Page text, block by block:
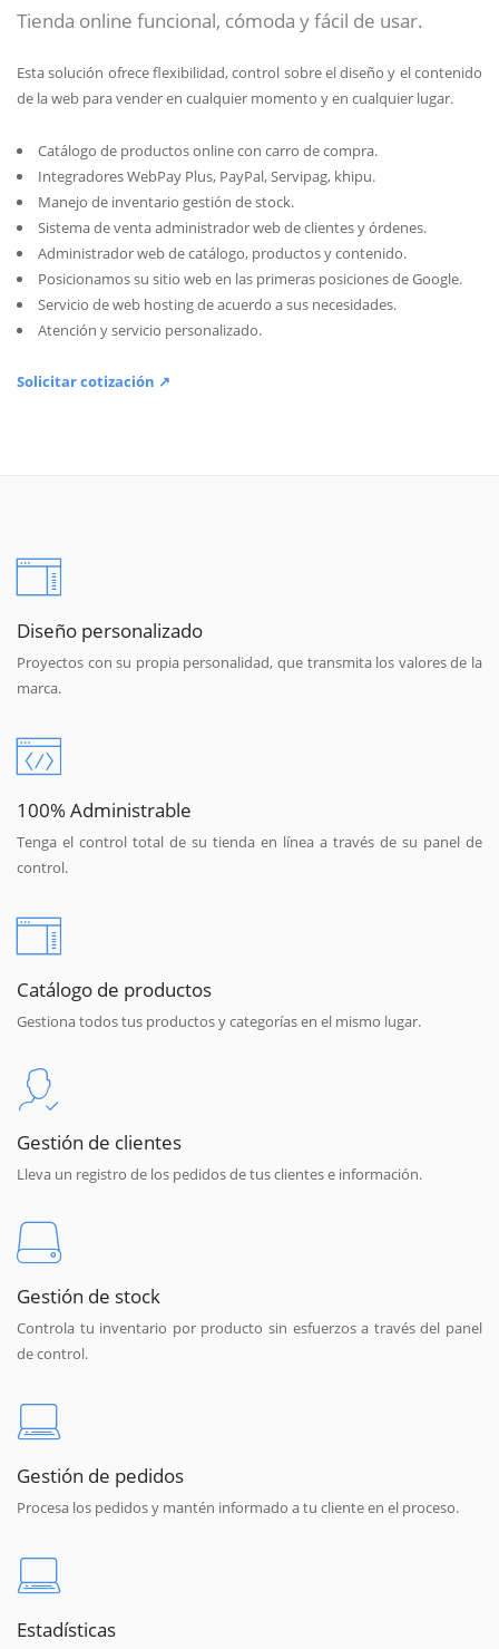
Tienda online funcional, cómoda y fácil de usar.
Esta solución ofrece flexibilidad, control sobre el diseño y el contenido
de la web para vender en cualquier momento y en cualquier lugar.
Catálogo de productos online con carro de compra.
Integradores WebPay Plus, PayPal, Servipag, khipu.
Manejo de inventario gestión de stock.
Sistema de venta administrador web de clientes y órdenes.
Administrador web de catálogo, productos y contenido.
Posicionamos su sitio web en las primeras posiciones de Google.
Servicio de web hosting de acuerdo a sus necesidades.
Atención y servicio personalizado.
Solicitar cotización ↗
Diseño personalizado
Proyectos con su propia personalidad, que transmita los valores de la
marca.
100% Administrable
Tenga el control total de su tienda en línea a través de su panel de
control.
Catálogo de productos
Gestiona todos tus productos y categorías en el mismo lugar.
Gestión de clientes
Lleva un registro de los pedidos de tus clientes e información.
Gestión de stock
Controla tu inventario por producto sin esfuerzos a través del panel
de control.
Gestión de pedidos
Procesa los pedidos y mantén informado a tu cliente en el proceso.
Estadísticas